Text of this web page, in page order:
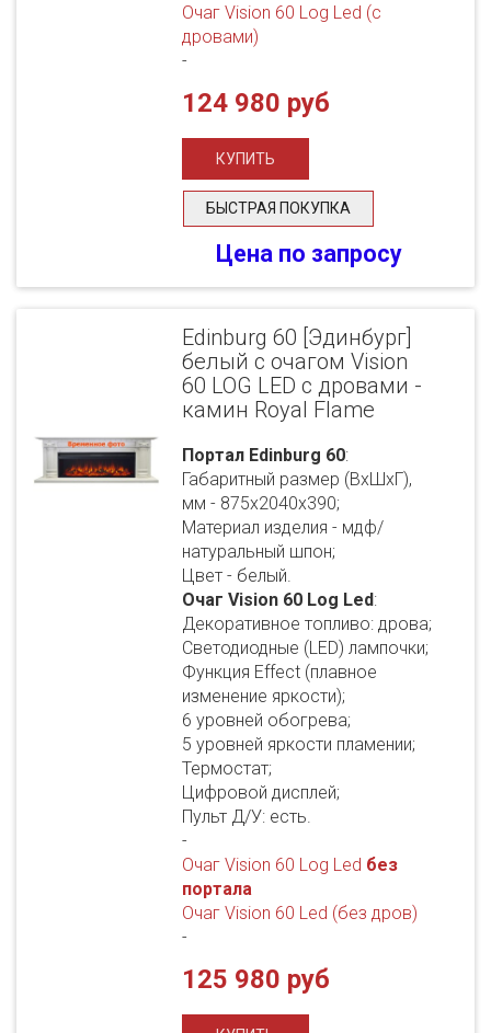
Очаг Vision 60 Log Led (с
дровами)
-
124 980 руб
БЫСТРАЯ ПОКУПКА
Цена по запросу
Edinburg 60 [Эдинбург]
белый с очагом Vision
60 LOG LED с дровами -
камин Royal Flame
Портал Edinburg 60:
Габаритный размер (ВхШхГ),
мм - 875х2040х390;
Материал изделия - мдф/
натуральный шпон;
Цвет - белый.
Очаг Vision 60 Log Led:
Декоративное топливо: дрова;
Светодиодные (LED) лампочки;
Функция Effect (плавное
изменение яркости);
6 уровней обогрева;
5 уровней яркости пламении;
Термостат;
Цифровой дисплей;
Пульт Д/У: есть.
-
Очаг Vision 60 Log Led без
портала
Очаг Vision 60 Led (без дров)
-
125 980 руб